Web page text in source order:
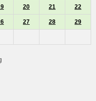
20 21 22
27 28 29